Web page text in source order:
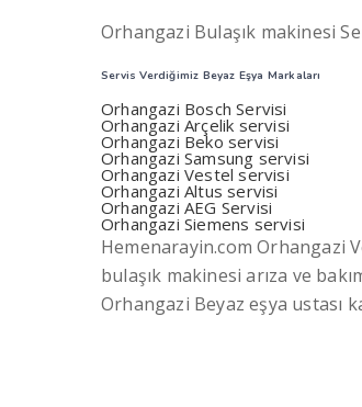
Orhangazi Bulaşık makinesi
Servis Verdiğimiz Beyaz Eşya Markaları
Orhangazi Bosch Servisi
Orhangazi Arçelik servisi
Orhangazi Beko servisi
Orhangazi Samsung servisi
Orhangazi Vestel servisi
Orhangazi Altus servisi
Orhangazi AEG Servisi
Orhangazi Siemens servisi
Hemenarayin.com Orhangazi
bulaşık makinesi arıza ve
Orhangazi Beyaz eşya ustası